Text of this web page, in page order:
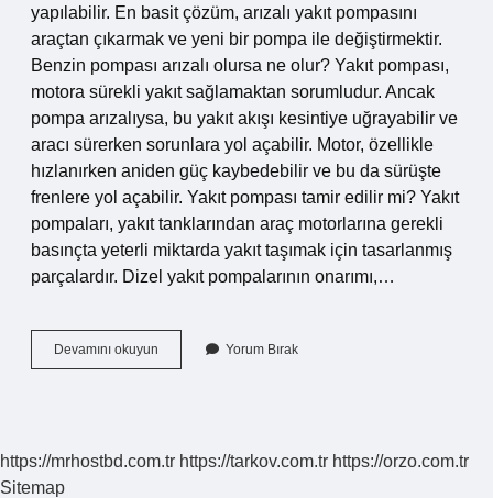
yapılabilir. En basit çözüm, arızalı yakıt pompasını
araçtan çıkarmak ve yeni bir pompa ile değiştirmektir.
Benzin pompası arızalı olursa ne olur? Yakıt pompası,
motora sürekli yakıt sağlamaktan sorumludur. Ancak
pompa arızalıysa, bu yakıt akışı kesintiye uğrayabilir ve
aracı sürerken sorunlara yol açabilir. Motor, özellikle
hızlanırken aniden güç kaybedebilir ve bu da sürüşte
frenlere yol açabilir. Yakıt pompası tamir edilir mi? Yakıt
pompaları, yakıt tanklarından araç motorlarına gerekli
basınçta yeterli miktarda yakıt taşımak için tasarlanmış
parçalardır. Dizel yakıt pompalarının onarımı,…
Devamını okuyun
Pompası
Yorum Bırak
https://mrhostbd.com.tr https://tarkov.com.tr https://orzo.com.tr
Sitemap